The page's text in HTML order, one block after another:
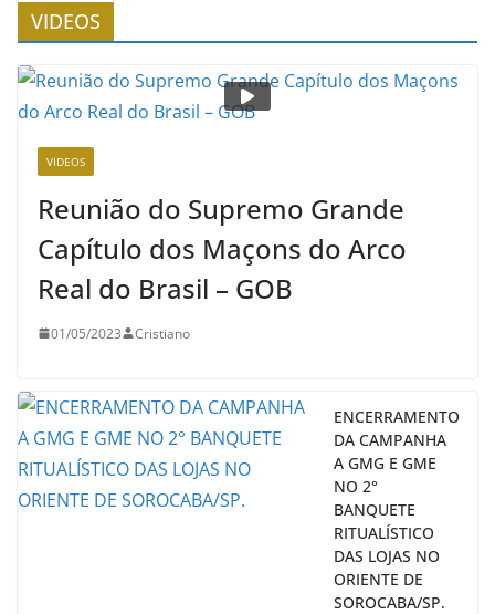
VIDEOS
VIDEOS
Reunião do Supremo Grande
Capítulo dos Maçons do Arco
Real do Brasil – GOB
01/05/2023 Cristiano
ENCERRAMENTO
DA CAMPANHA
A GMG E GME
NO 2°
BANQUETE
RITUALÍSTICO
DAS LOJAS NO
ORIENTE DE
SOROCABA/SP.